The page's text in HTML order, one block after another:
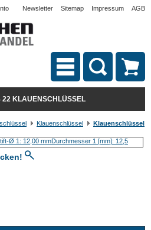
Newsletter Sitemap Impressum AGB
22 KLAUENSCHLÜSSEL
Klauenschlüssel
Klauenschlüssel